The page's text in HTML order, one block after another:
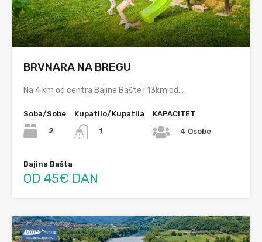
BRVNARA NA BREGU
Na 4 km od centra Bajine Bašte i 13km od…
Soba/Sobe
2
Kupatilo/Kupatila
1
KAPACITET
4 Osobe
Bajina Bašta
OD 45€ DAN